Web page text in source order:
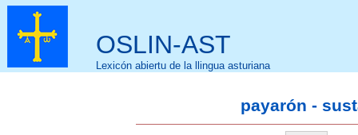
OSLIN-AST
Lexicón abiertu de la llingua asturiana
payarón -